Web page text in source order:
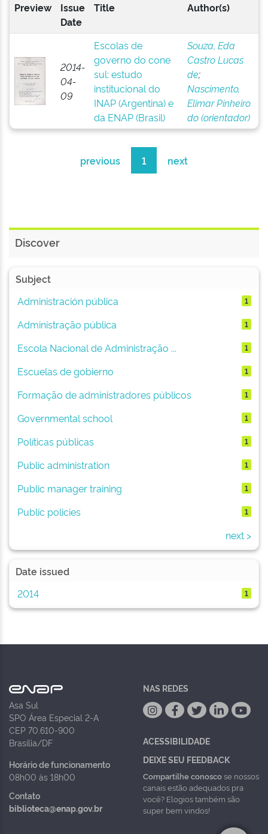
Preview
Issue
Date
Title Author(s)
2014-
04-
09
Escolas de
governo do cone
sul: estudo
institucional do
INAP (Argentina) e
da ENAP (Brasil)
Souza, Eda
Castro Lucas
de;
Nascimento,
Elimar Pinheiro
do (orientador)
previous 1 next
Discover
Subject
Administración pública
1
Administração pública 1
Escola Nacional de Administração ... 1
Escuelas de gobierno 1
Formação de administradores públicos 1
Governmental school 1
Políticas públicas 1
Public administration 1
Public manager training 1
Public policies 1
next >
Date issued
2014
1
Asa Sul
SPO Área Especial 2-A
CEP 70.610-900
Brasília/DF
Horário de funcionamento
08h00 às 18h00
Contato
biblioteca@enap.gov.br
NAS REDES
ACESSIBILIDADE
DEIXE SEU FEEDBACK
Compartilhe conoscose nossos
canais estão adequados pra
você? Elogios também são
super bem vindos!